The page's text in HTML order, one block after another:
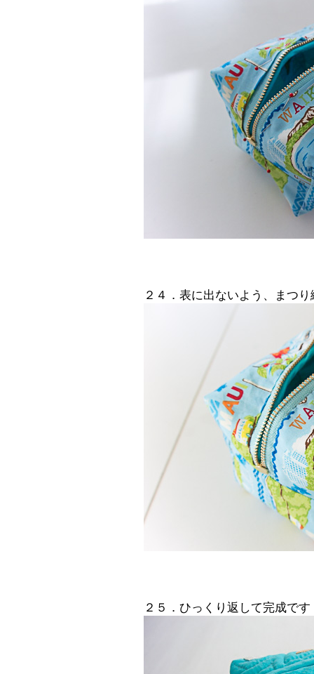
２４．表に出ないよう、まつ
２５．ひっくり返して完成で